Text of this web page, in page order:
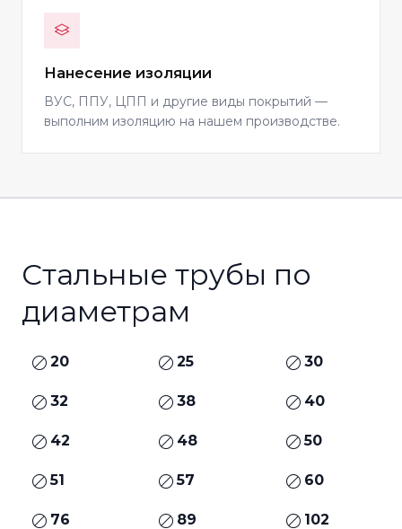
Нанесение изоляции
ВУС, ППУ, ЦПП и другие виды покрытий —
выполним изоляцию на нашем производстве.
Стальные трубы по
диаметрам
20 25 30
32 38 40
42 48 50
51 57 60
76 89 102